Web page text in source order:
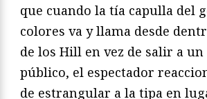
que cuando la tía capulla del
colores va y llama desde
de los Hill en vez de salir a
público, el espectador
de estrangular a la tipa en